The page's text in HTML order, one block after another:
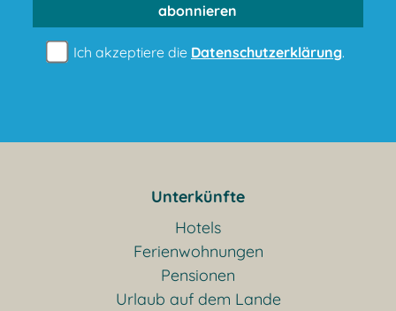
abonnieren
Ich akzeptiere die Datenschutzerklärung.
Unterkünfte
Hotels
Ferienwohnungen
Pensionen
Urlaub auf dem Lande